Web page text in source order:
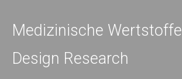
Medizinische Wertstoffe
Design Research